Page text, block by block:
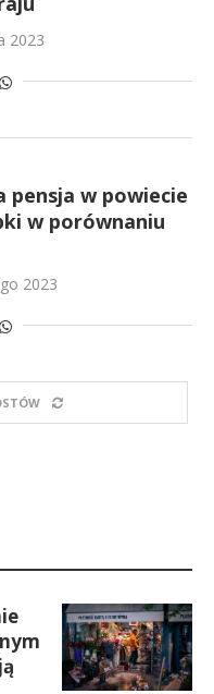
2023
pensja w powiecie
w porównaniu
2023